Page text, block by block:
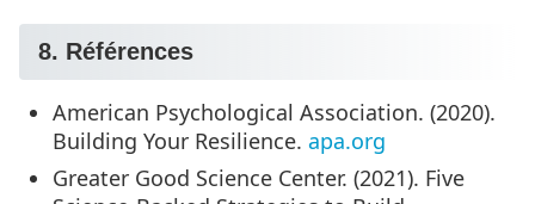
8. Références
American Psychological Association. (2020).
Building Your Resilience. apa.org
Greater Good Science Center. (2021). Five